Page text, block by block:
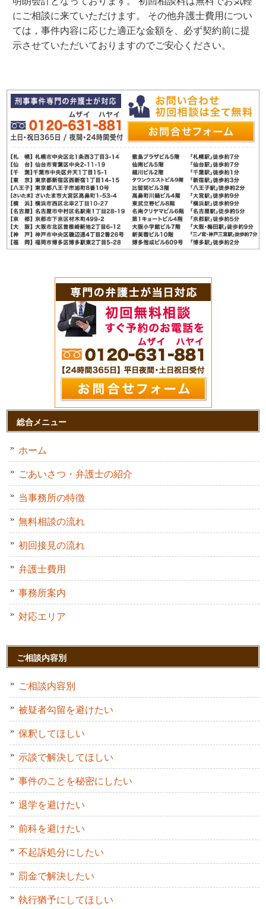
にご相談に来ていただけます。 その他弁護士費用につい
ては，事件内容に応じた適正な金額を、必ず契約前に提
示させていただいておりますのでご安心ください。
総合メニュー
ホーム
ごあいさつ・弁護士の紹介
当事務所の特徴
無料相談の流れ
初回接見の流れ
弁護士費用
事務所案内
対応エリア
ご相談内容別
ご相談内容別
被疑者勾留を避けたい
保釈してほしい
示談で解決してほしい
事件のことを秘密にしたい
退学を避けたい
前科を避けたい
不起訴処分にしたい
罰金で解決したい
執行猶予にしてほしい